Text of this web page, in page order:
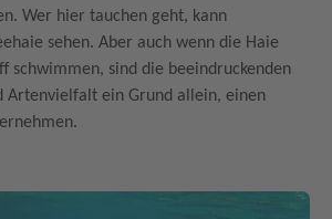
Wer hier tauchen geht, kann
sehen. Aber auch wenn die Haie
schwimmen, sind die beeindruckenden
Artenvielfalt ein Grund allein, einen